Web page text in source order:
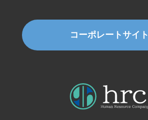
コーポレートサイト